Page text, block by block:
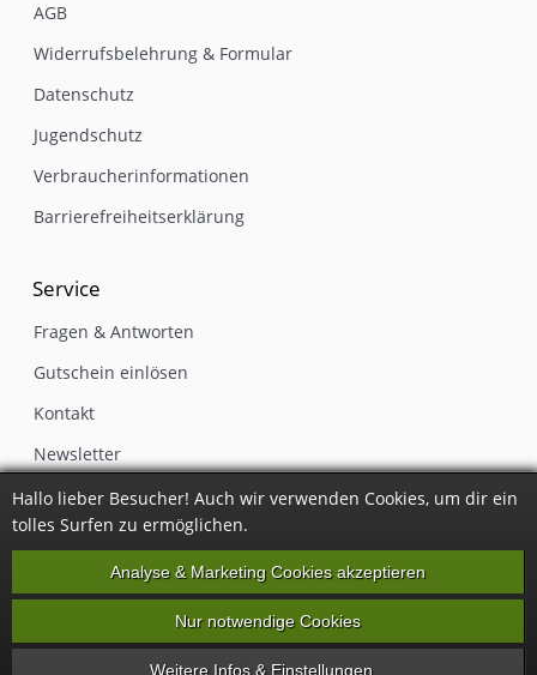
AGB
Widerrufsbelehrung & Formular
Datenschutz
Jugendschutz
Verbraucherinformationen
Barrierefreiheitserklärung
Service
Fragen & Antworten
Gutschein einlösen
Kontakt
Newsletter
Impressum
Vertrag widerrufen
Alle Preise inkl. gesetzlicher Mehrwertsteuer, zzgl.Versandkosten·Party
Hallo lieber Besucher! Auch wir verwenden Cookies, um dir ein
tolles Surfen zu ermöglichen.
Analyse & Marketing Cookies akzeptieren
Nur notwendige Cookies
Weitere Infos & Einstellungen...